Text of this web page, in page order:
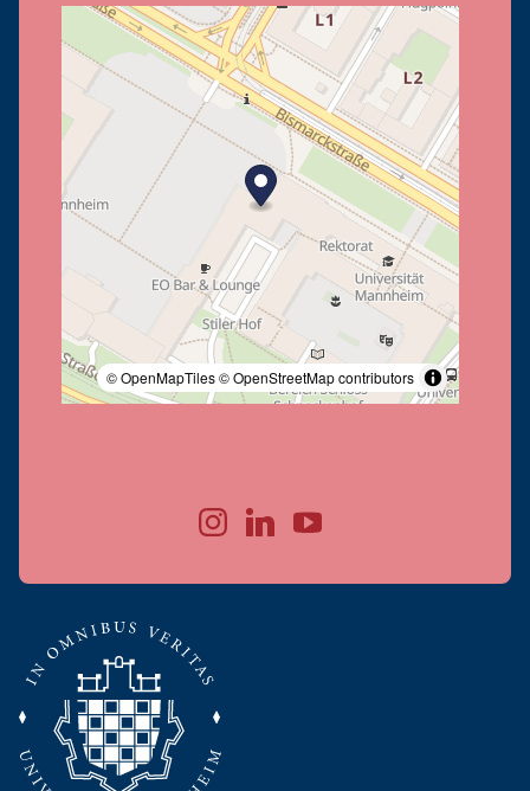
© OpenMapTiles© OpenStreetMap contributors